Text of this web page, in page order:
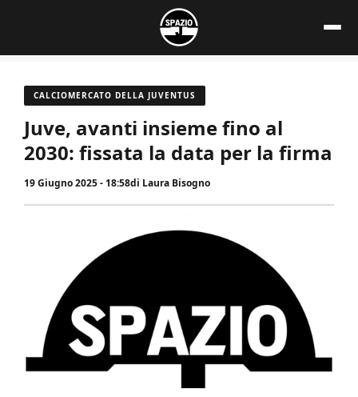
contenuto
CALCIOMERCATO DELLA JUVENTUS
Juve, avanti insieme fino al
2030: fissata la data per la firma
19 Giugno 2025 - 18:58di Laura Bisogno